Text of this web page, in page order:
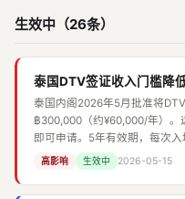
生效中（26条）
泰国DTV签证收入门槛降
泰国内阁2026年5月批准将
฿300,000（约¥60,000/年）
即可申请。5年有效期，每次入
高影响 生效中 2026-05-15